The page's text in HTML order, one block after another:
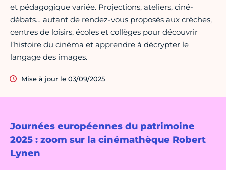
Journées européennes du patrimoine
2025 : zoom sur la cinémathèque Robert
Lynen
et pédagogique variée. Projections, ateliers, ciné-
débats… autant de rendez-vous proposés aux crèches,
centres de loisirs, écoles et collèges pour découvrir
l’histoire du cinéma et apprendre à décrypter le
langage des images.
Mise à jour le 03/09/2025